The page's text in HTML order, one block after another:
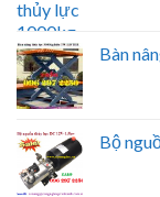
Bàn
Bộ